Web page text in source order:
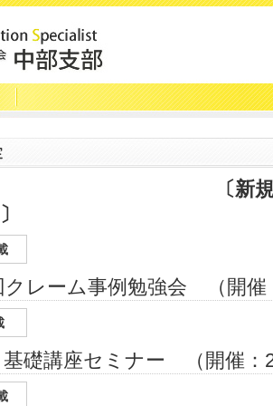
規の行事予
クレーム事例勉強会 （開催
礎講座セミナー （開催：